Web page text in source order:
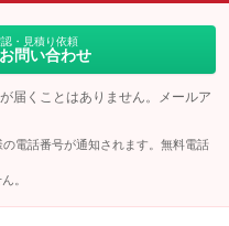
・見積り依頼
問い合わせ
届くことはありません。メールア
電話番号が通知されます。無料電話
。